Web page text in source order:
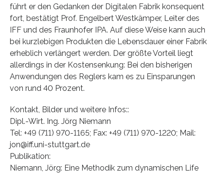
führt er den Gedanken der Digitalen Fabrik konsequent
fort, bestätigt Prof. Engelbert Westkämper, Leiter des
IFF und des Fraunhofer IPA. Auf diese Weise kann auch
bei kurzlebigen Produkten die Lebensdauer einer Fabrik
erheblich verlängert werden. Der größte Vorteil liegt
allerdings in der Kostensenkung: Bei den bisherigen
Anwendungen des Reglers kam es zu Einsparungen
von rund 40 Prozent.
Kontakt, Bilder und weitere Infos::
Dipl.-Wirt. Ing. Jörg Niemann
Tel: +49 (711) 970-1165; Fax: +49 (711) 970-1220; Mail:
jon@iff.uni-stuttgart.de
Publikation:
Niemann, Jörg: Eine Methodik zum dynamischen Life